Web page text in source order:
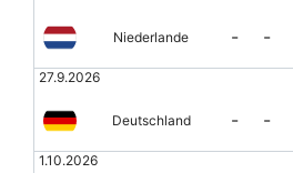
Niederlande - -
27.9.2026
Deutschland - -
1.10.2026